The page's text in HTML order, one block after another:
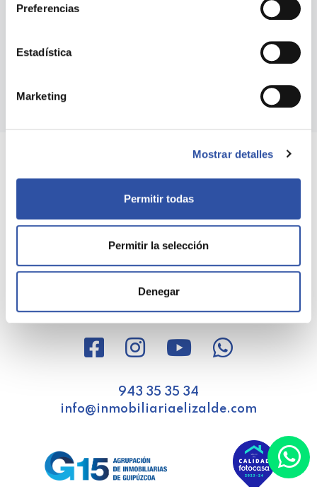
Preferencias
Estadística
Marketing
Mostrar detalles
Permitir todas
Permitir la selección
Denegar
Equipo
Quieres vender
Barrios
943 35 35 34
info@inmobiliariaelizalde.com